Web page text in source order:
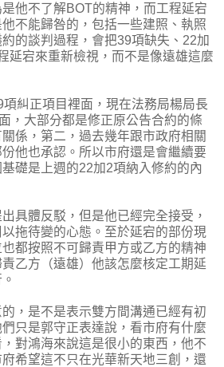
他不了解BOT的精神，而工程延宕
不能歸咎的，包括一些建照、執照
的談判過程，會把39項缺失、22加
延宕來重新檢視，而不是像遠雄這麼
糾正項目裡面，現在法務局楊局長
，大部分都是修正原公告合約的條
係，第二，過去幾年跟市政府相關
他也承認。所以市府還是會繼續要
礎是上週的22加2項納入修約的內
具體反駁，但是他已經完全接受，
拖待變的心態。至於延宕的部份現
都按照不可歸責甲方或乙方的精神
乙方（遠雄）他該怎麼核定工期延
，是不是表示雙方間溝通已經有初
只是郭守正表達說，看市府有什麼
對鴻海來說這是很小的東西，他不
希望這不只在光華新天地三創，還